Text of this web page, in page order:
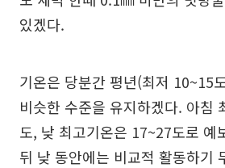
있겠다.
기온은 당분간 평년(최저 10~15
비슷한 수준을 유지하겠다. 아침
도, 낮 최고기온은 17~27도로 예
뒤 낮 동안에는 비교적 활동하기